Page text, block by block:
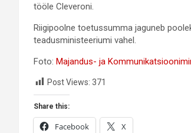
tööle Cleveroni.
Riigipoolne toetussumma jaguneb
teadusministeeriumi vahel.
Foto: Majandus- ja
Post Views: 371
Share this:
Facebook X